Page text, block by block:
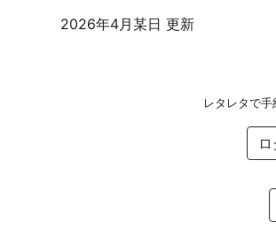
2026年4月某日 更新
レタレタで手